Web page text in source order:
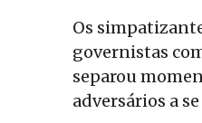
Os
governistas
separou
adversários a